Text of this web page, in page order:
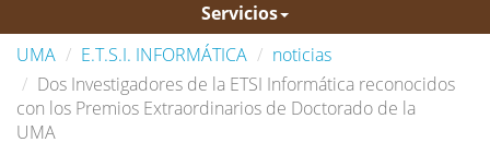
Servicios
UMA
E.T.S.I. INFORMÁTICA
noticias
Dos Investigadores de la ETSI Informática reconocidos
con los Premios Extraordinarios de Doctorado de la
UMA